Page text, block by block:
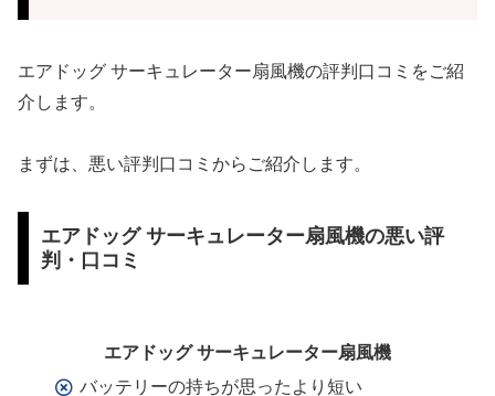
エアドッグ サーキュレーター扇風機の評判口コミをご紹
介します。
まずは、悪い評判口コミからご紹介します。
エアドッグ サーキュレーター扇風機の悪い評
判・口コミ
エアドッグ サーキュレーター扇風機
バッテリーの持ちが思ったより短い